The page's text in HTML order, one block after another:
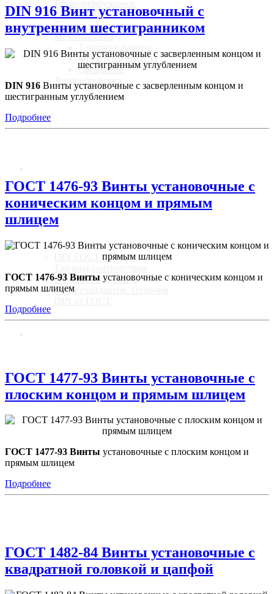
цинкование
Горячее цинкование
Мехобработка
Фрезерные работы
Сверление
Калькулятор
Стандарты
DIN ГОСТ ISO EN -
стандартов крепежа
Виды стандартов. Отличия
DIN 916 Винт установочный с
внутренним шестигранником
DIN 916 Винты установочные с засверленным концом и
шестигранным углублением
Подробнее
ГОСТ 1476-93 Винты установочные с
коническим концом и прямым
шлицем
ГОСТ 1476-93 Винты установочные с коническим концом и
прямым шлицем
Подробнее
ГОСТ 1477-93 Винты установочные с
плоским концом и прямым шлицем
ГОСТ 1477-93 Винты установочные с плоским концом и
прямым шлицем
Подробнее
ГОСТ 1482-84 Винты установочные с
квадратной головкой и цапфой